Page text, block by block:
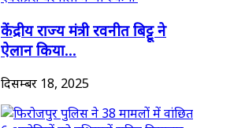
केंद्रीय राज्य मंत्री रवनीत बिट्टू ने
ऐलान किया...
दिसम्बर 18, 2025